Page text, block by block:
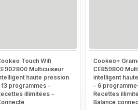
Touch Wifi
Multicuiseur
haute pression
programmes -
illimitées -
Cookeo+
CE859800
intelligent
- 6
Recettes
Balance